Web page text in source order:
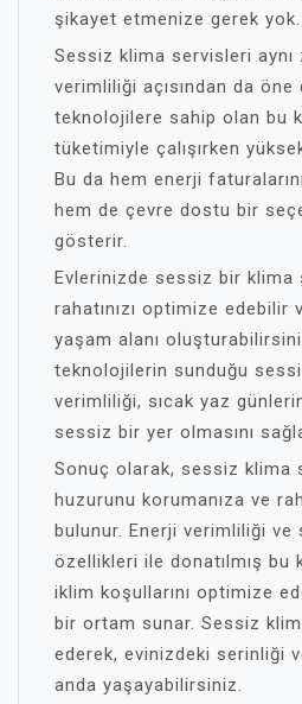
şikayet etmenize gerek yok.
Sessiz klima servisleri aynı
verimliliği açısından da öne
teknolojilere sahip olan bu
tüketimiyle çalışırken
Bu da hem enerji
hem de çevre dostu bir
gösterir.
Evlerinizde sessiz bir klima
rahatınızı optimize
yaşam alanı
teknolojilerin sunduğu
verimliliği, sıcak yaz
sessiz bir yer olmasını
Sonuç olarak, sessiz klima
huzurunu korumanıza ve
bulunur. Enerji verimliliği ve
özellikleri ile donatılmış bu
iklim koşullarını optimize
bir ortam sunar. Sessiz
ederek, evinizdeki serinliği
anda yaşayabilirsiniz.